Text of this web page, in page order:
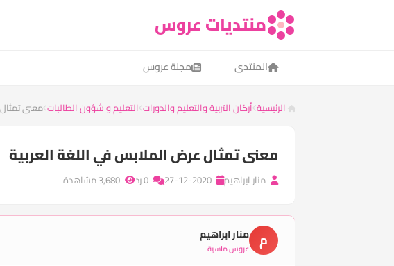
منتديات عروس
المنتدى مجلة عروس
الرئيسية أركان التربية والتعليم والدورات التعليم و شؤون الطالبات معنى
معنى تمثال عرض الملابس في اللغة العربية
منار ابراهيم
م منار ابراهيم
عروس ماسية